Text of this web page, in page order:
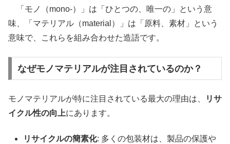
「モノ（mono-）」は「ひとつの、唯一の」という意
味、「マテリアル（material）」は「原料、素材」という
意味で、これらを組み合わせた造語です。
なぜモノマテリアルが注目されているのか？
モノマテリアルが特に注目されている最大の理由は、
リサ
イクル性の向上にあります。
リサイクルの簡素化: 多くの包装材は、製品の保護や